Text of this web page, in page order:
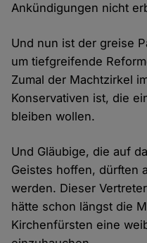
Ankündigungen nicht
Und nun ist der greise
um tiefgreifende
Zumal der Machtzirkel
Konservativen ist, die
bleiben wollen.
Und Gläubige, die auf
Geistes hoffen, dürften
werden. Dieser
hätte schon längst die
Kirchenfürsten eine